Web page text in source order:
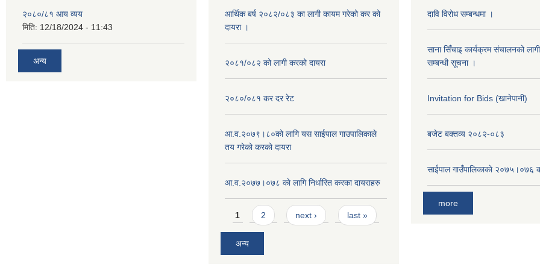
२०८०/८१ आय व्यय
मिति: 12/18/2024 - 11:43
अन्य
आर्थिक बर्ष २०८२/०८३ का लागी कायम गरेको कर को
दायरा ।
२०८१/०८२ को लागी करको दायरा
२०८०/०८१ कर दर रेट
आ.व.२०७९।८०को लागि यस साईपाल गाउपालिकाले
तय गरेको करको दायरा
आ‍.व.२०७७।०७८ काे लागि निर्धारित करका दायराहरु
Pages
1 2 next › last »
अन्य
दावि विरोध सम्बन्धमा ।
साना सिँचाइ कार्यक्रम संचालनको
सम्बन्धी सूचना ।
Invitation for Bids (खानेपानी)
बजेट बक्तव्य २०८२-०८३
साईपाल गाउँपालिकाकाे २०७५।०७६
more